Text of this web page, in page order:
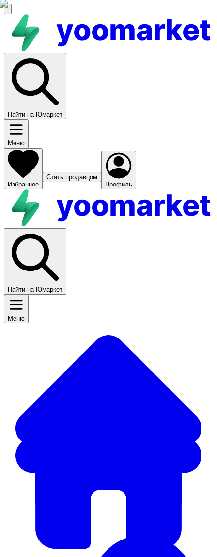
yoomarket
Найти на Юмаркет
Меню
Избранное
Стать продавцом
Профиль
yoomarket
Найти на Юмаркет
Меню